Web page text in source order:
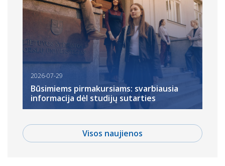
2026-07-29
Būsimiems pirmakursiams: svarbiausia
informacija dėl studijų sutarties
Visos naujienos